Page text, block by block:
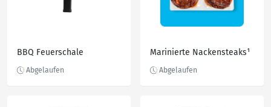
BBQ Feuerschale Marinierte Nackensteaks¹